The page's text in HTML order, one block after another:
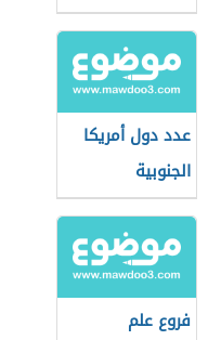
عدد دول أمريكا
الجنوبية
فروع علم